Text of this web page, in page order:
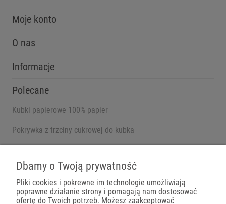
Moje konto
O nas
Informacje
Polecane
Kubki papierowe 100% papier
Pokrywka z trzciny cukrowej do kubka
Płatności
Dbamy o Twoją prywatność
Pliki cookies i pokrewne im technologie umożliwiają
poprawne działanie strony i pomagają nam dostosować
ofertę do Twoich potrzeb. Możesz zaakceptować